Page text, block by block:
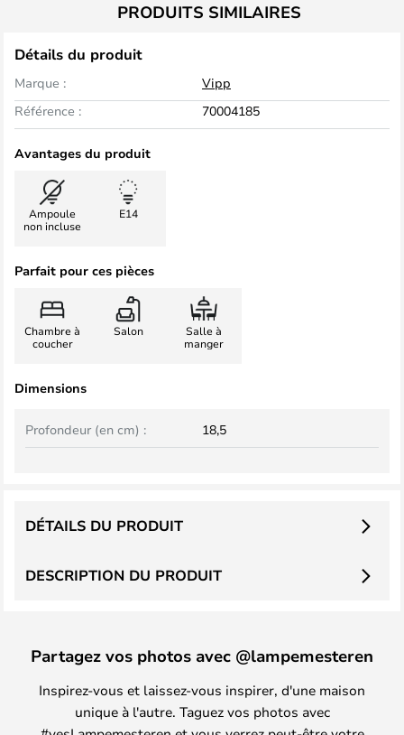
PRODUITS SIMILAIRES
Détails du produit
Marque :
Vipp
Référence :
70004185
Avantages du produit
Ampoule
non incluse
E14
Parfait pour ces pièces
Chambre à
coucher
Salon
Salle à
manger
Dimensions
Profondeur (en cm) : 18,5
DESCRIPTION DU PRODUIT
DÉTAILS DU PRODUIT
Partagez vos photos avec @lampemesteren
Inspirez-vous et laissez-vous inspirer, d'une maison
unique à l'autre. Taguez vos photos avec